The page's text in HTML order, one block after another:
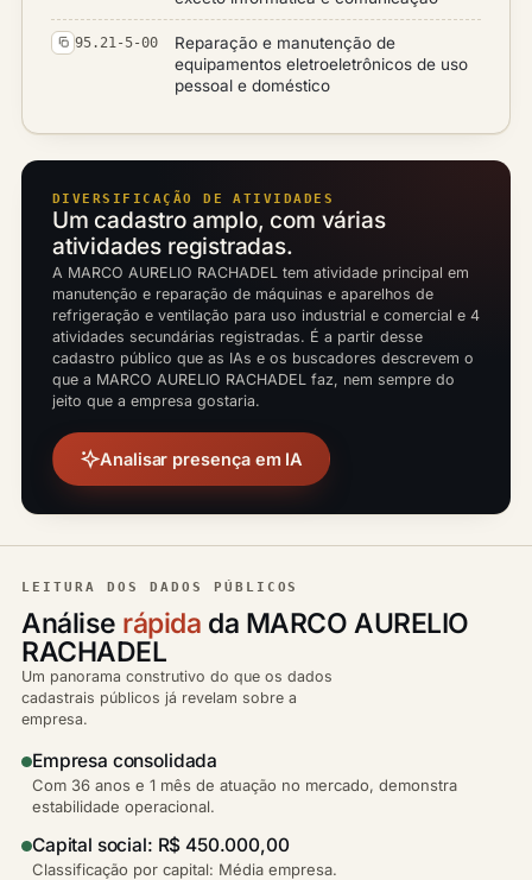
95.21-5-00
Reparação e manutenção de
equipamentos eletroeletrônicos de uso
pessoal e doméstico
DIVERSIFICAÇÃO DE ATIVIDADES
Um cadastro amplo, com várias
atividades registradas.
A MARCO AURELIO RACHADEL tem atividade principal em
manutenção e reparação de máquinas e aparelhos de
refrigeração e ventilação para uso industrial e comercial e 4
atividades secundárias registradas. É a partir desse
cadastro público que as IAs e os buscadores descrevem o
que a MARCO AURELIO RACHADEL faz, nem sempre do
jeito que a empresa gostaria.
Analisar presença em IA
LEITURA DOS DADOS PÚBLICOS
Análise rápida da MARCO AURELIO
RACHADEL
Um panorama construtivo do que os dados
cadastrais públicos já revelam sobre a
empresa.
Empresa consolidada
Com 36 anos e 1 mês de atuação no mercado, demonstra
estabilidade operacional.
Capital social: R$ 450.000,00
Classificação por capital: Média empresa.